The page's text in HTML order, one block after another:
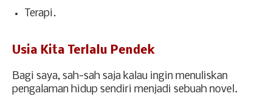
Terapi.
Usia Kita Terlalu Pendek
Bagi saya, sah-sah saja kalau ingin menuliskan
pengalaman hidup sendiri menjadi sebuah novel.